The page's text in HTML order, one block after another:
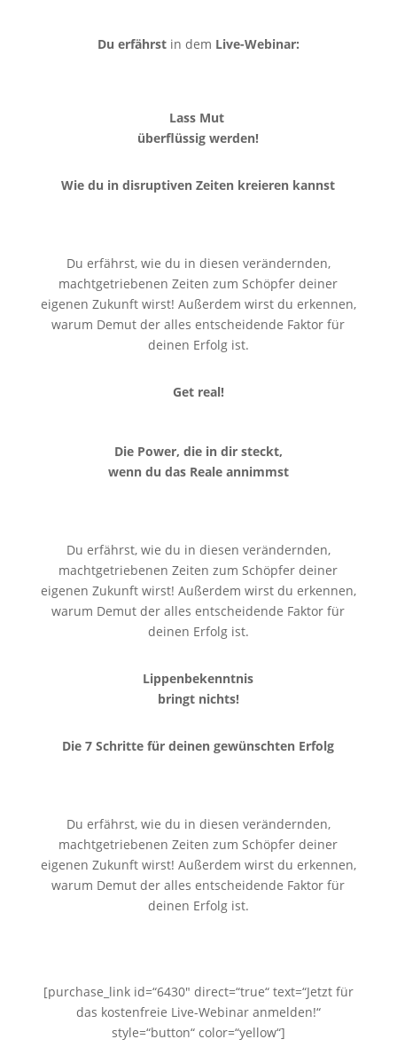
Du erfährst in dem Live-Webinar:
Lass Mut
überflüssig werden!
Wie du in disruptiven Zeiten kreieren kannst
Du erfährst, wie du in diesen verändernden,
machtgetriebenen Zeiten zum Schöpfer deiner
eigenen Zukunft wirst! Außerdem wirst du erkennen,
warum Demut der alles entscheidende Faktor für
deinen Erfolg ist.
Get real!
Die Power, die in dir steckt,
wenn du das Reale annimmst
Du erfährst, wie du in diesen verändernden,
machtgetriebenen Zeiten zum Schöpfer deiner
eigenen Zukunft wirst! Außerdem wirst du erkennen,
warum Demut der alles entscheidende Faktor für
deinen Erfolg ist.
Lippenbekenntnis
bringt nichts!
Die 7 Schritte für deinengewünschten Erfolg
Du erfährst, wie du in diesen verändernden,
machtgetriebenen Zeiten zum Schöpfer deiner
eigenen Zukunft wirst! Außerdem wirst du erkennen,
warum Demut der alles entscheidende Faktor für
deinen Erfolg ist.
[purchase_link id=“6430″ direct=“true“ text=“Jetzt für
das kostenfreie Live-Webinar anmelden!“
style=“button“ color=“yellow“]